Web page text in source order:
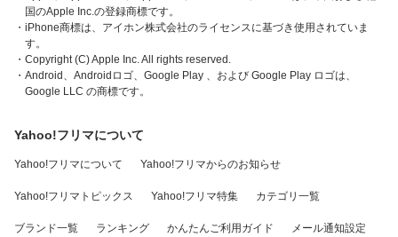
国のApple Inc.の登録商標です。
・iPhone商標は、アイホン株式会社のライセンスに基づき使用されていま
す。
・Copyright (C) Apple Inc. All rights reserved.
・Android、Androidロゴ、Google Play 、および Google Play ロゴは、
Google LLC の商標です。
Yahoo!フリマについて
Yahoo!フリマについて Yahoo!フリマからのお知らせ
Yahoo!フリマトピックス Yahoo!フリマ特集 カテゴリ一覧
ブランド一覧 ランキング かんたんご利用ガイド メール通知設定